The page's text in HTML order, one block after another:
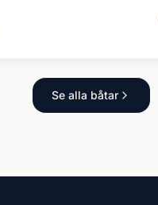
Se alla båtar